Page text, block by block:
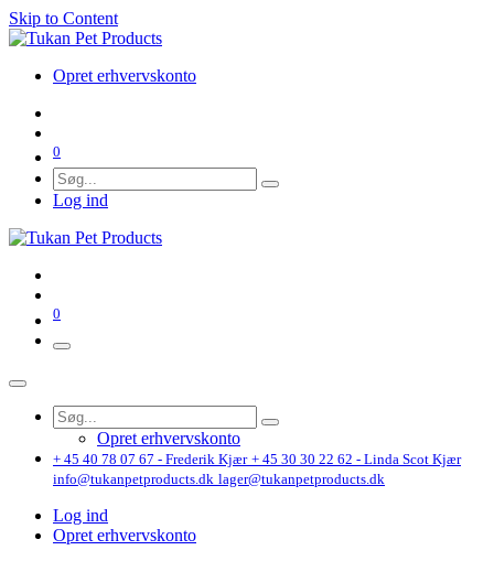
Skip to Content
Opret erhvervskonto
0
Log ind
0
Opret erhvervskonto
+ 45 40 78 07 67 - Frederik Kjær + 45 30 30 22 62 - Linda Scot Kjær
info@tukanpetproducts.dk lager@tukanpetproducts.dk
Log ind
Opret erhvervskonto